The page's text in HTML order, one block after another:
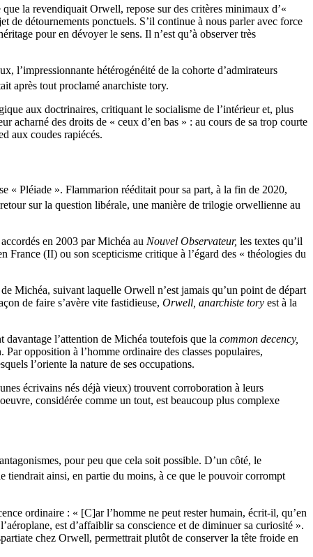
la revendiquait Orwell, repose sur des critères minimaux d’«
de détournements ponctuels. S’il continue à nous parler avec force
pour en dévoyer le sens. Il n’est qu’à observer très
l’impressionnante hétérogénéité de la cohorte d’admirateurs
après tout proclamé anarchiste tory.
aux doctrinaires, critiquant le socialisme de l’intérieur et, plus
acharné des droits de « ceux d’en bas » : au cours de sa trop courte
aux coudes rapiécés.
« Pléiade ». Flammarion rééditait pour sa part, à la fin de 2020,
sur la question libérale, une manière de trilogie orwellienne au
en 2003 par Michéa au Nouvel Observateur, les textes qu’il
France (II) ou son scepticisme critique à l’égard des « théologies du
Michéa, suivant laquelle Orwell n’est jamais qu’un point de départ
de faire s’avère vite fastidieuse, Orwell, anarchiste tory est à la
l’attention de Michéa toutefois que la common decency,
opposition à l’homme ordinaire des classes populaires,
l’oriente la nature de ses occupations.
écrivains nés déjà vieux) trouvent corroboration à leurs
considérée comme un tout, est beaucoup plus complexe
pour peu que cela soit possible. D’un côté, le
tiendrait ainsi, en partie du moins, à ce que le pouvoir corrompt
ordinaire : « [C]ar l’homme ne peut rester humain, écrit-il, qu’en
est d’affaiblir sa conscience et de diminuer sa curiosité ».
chez Orwell, permettrait plutôt de conserver la tête froide en